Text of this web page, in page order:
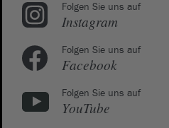
Folgen Sie uns auf
Instagram
Folgen Sie uns auf
Facebook
Folgen Sie uns auf
YouTube